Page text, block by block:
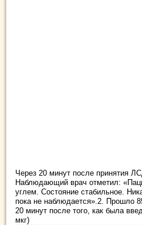
Через 20 минут после принятия
Наблюдающий врач отметил:
углем. Состояние стабильное.
пока не наблюдается».2. Прошло
20 минут после того, как была
мкг)